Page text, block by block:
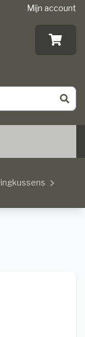
Mijn account